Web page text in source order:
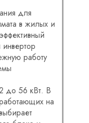
для
в жилых и
работу
до 56 кВт. В
на